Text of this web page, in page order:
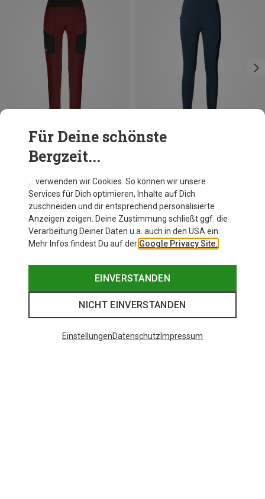
Du sparst 57%
Für Deine schönste
Bergzeit...
… verwenden wir Cookies. So können wir unsere
Services für Dich optimieren, Inhalte auf Dich
zuschneiden und dir entsprechend personalisierte
Anzeigen zeigen. Deine Zustimmung schließt ggf. die
Verarbeitung Deiner Daten u.a. auch in den USA ein.
Mehr Infos findest Du auf der Google Privacy Site.
EINVERSTANDEN
NICHT EINVERSTANDEN
EinstellungenDatenschutz Impressum